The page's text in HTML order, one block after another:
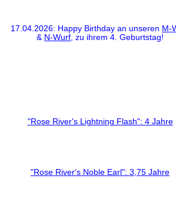
17.04.2026: Happy Birthday an unseren M-
& N-Wurf, zu ihrem 4. Geburtstag!
"Rose River's Lightning Flash": 4 Jahre
"Rose River's Noble Earl": 3,75 Jahre